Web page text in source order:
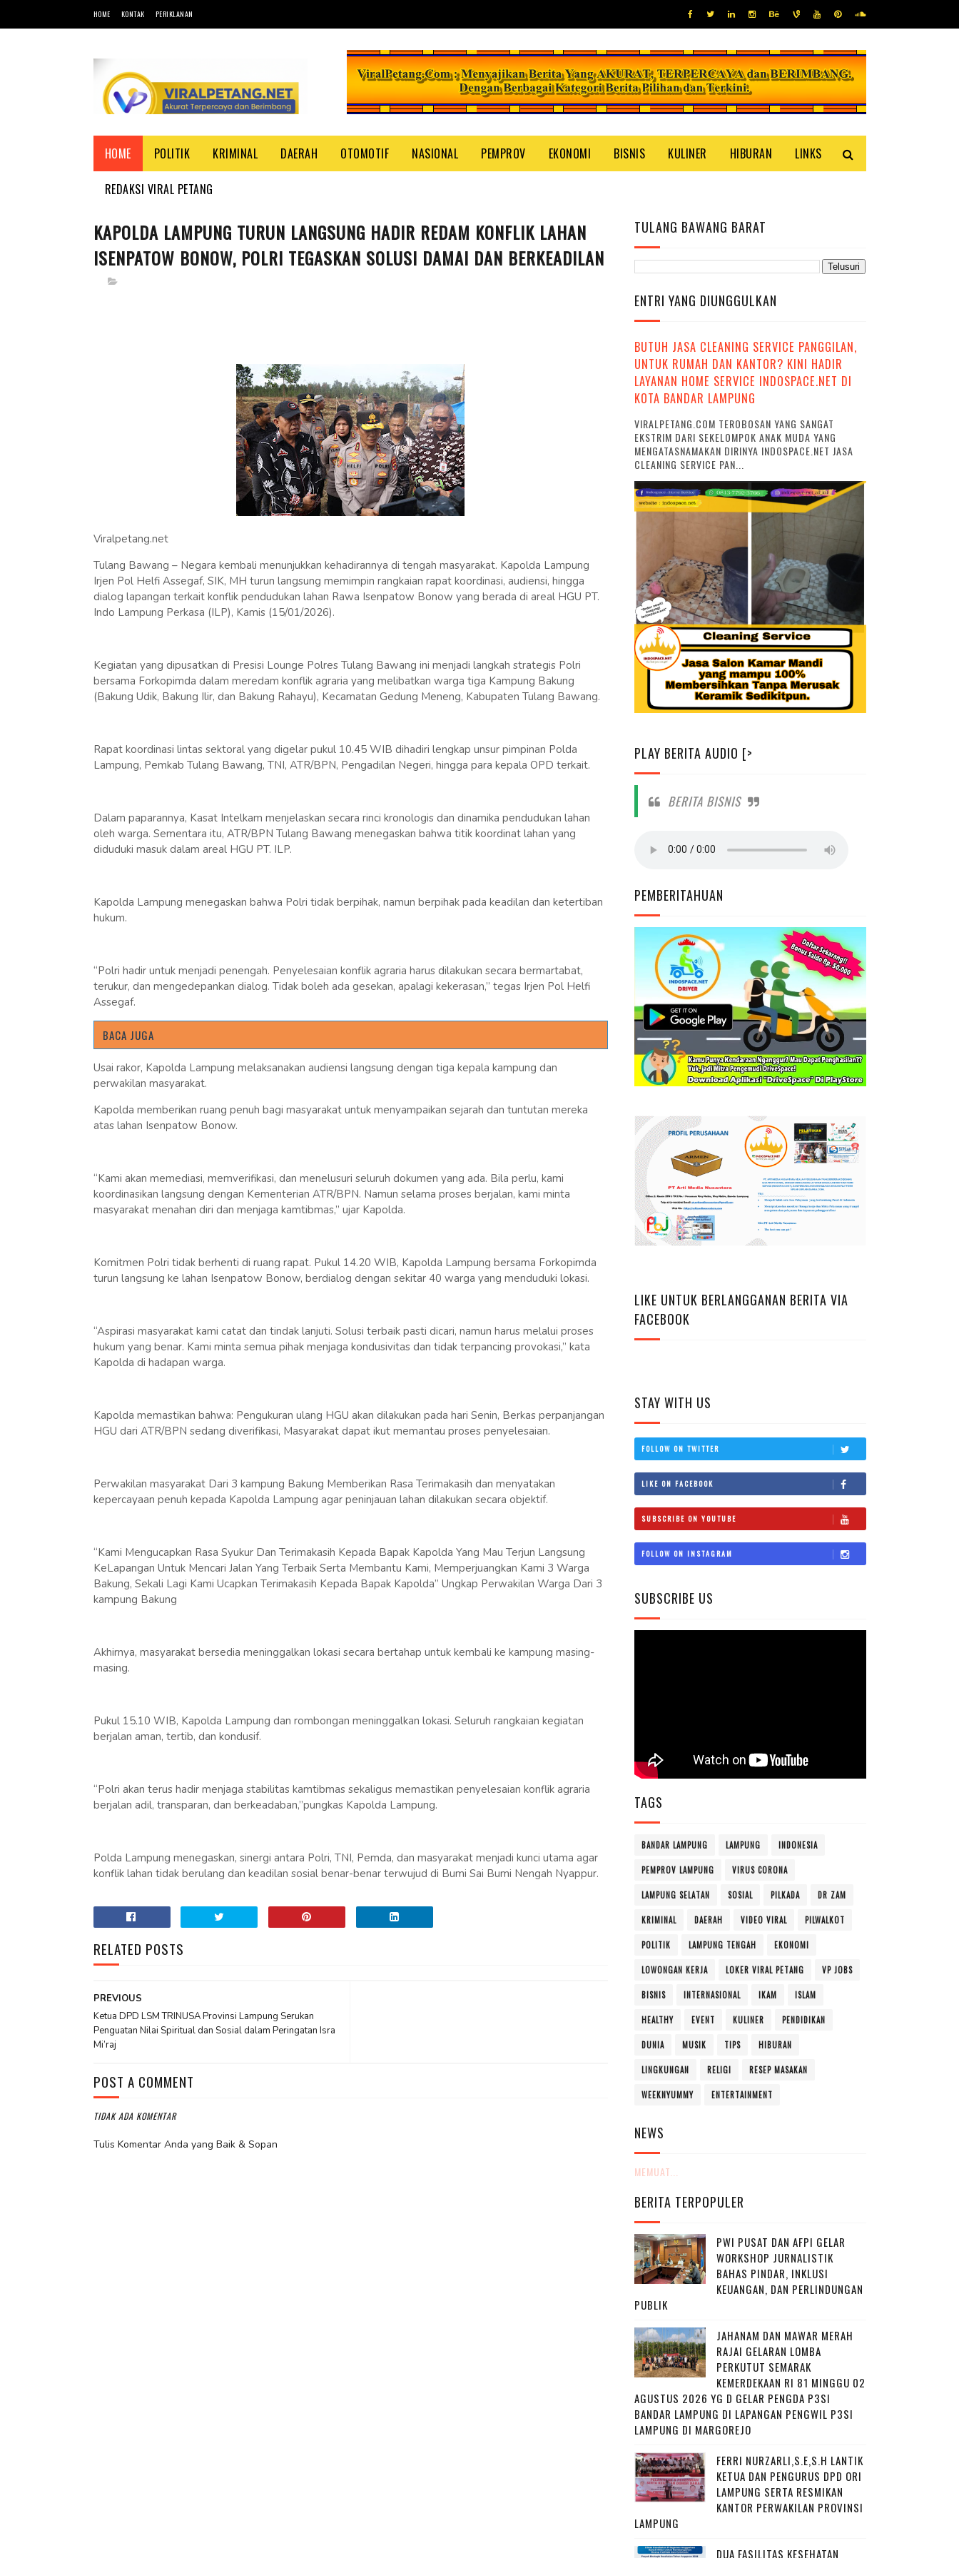
HOME KONTAK PERIKLANAN
HOME POLITIK KRIMINAL DAERAH OTOMOTIF NASIONAL PEMPROV EKONOMI BISNIS KULINER HIBURAN LINKS
REDAKSI VIRAL PETANG
KAPOLDA LAMPUNG TURUN LANGSUNG HADIR REDAM KONFLIK LAHAN
ISENPATOW BONOW, POLRI TEGASKAN SOLUSI DAMAI DAN BERKEADILAN
Viralpetang.net
Tulang Bawang – Negara kembali menunjukkan kehadirannya di tengah masyarakat. Kapolda Lampung
Irjen Pol Helfi Assegaf, SIK, MH turun langsung memimpin rangkaian rapat koordinasi, audiensi, hingga
dialog lapangan terkait konflik pendudukan lahan Rawa Isenpatow Bonow yang berada di areal HGU PT.
Indo Lampung Perkasa (ILP), Kamis (15/01/2026).
Kegiatan yang dipusatkan di Presisi Lounge Polres Tulang Bawang ini menjadi langkah strategis Polri
bersama Forkopimda dalam meredam konflik agraria yang melibatkan warga tiga Kampung Bakung
(Bakung Udik, Bakung Ilir, dan Bakung Rahayu), Kecamatan Gedung Meneng, Kabupaten Tulang Bawang.
Rapat koordinasi lintas sektoral yang digelar pukul 10.45 WIB dihadiri lengkap unsur pimpinan Polda
Lampung, Pemkab Tulang Bawang, TNI, ATR/BPN, Pengadilan Negeri, hingga para kepala OPD terkait.
Dalam paparannya, Kasat Intelkam menjelaskan secara rinci kronologis dan dinamika pendudukan lahan
oleh warga. Sementara itu, ATR/BPN Tulang Bawang menegaskan bahwa titik koordinat lahan yang
diduduki masuk dalam areal HGU PT. ILP.
Kapolda Lampung menegaskan bahwa Polri tidak berpihak, namun berpihak pada keadilan dan ketertiban
hukum.
“Polri hadir untuk menjadi penengah. Penyelesaian konflik agraria harus dilakukan secara bermartabat,
terukur, dan mengedepankan dialog. Tidak boleh ada gesekan, apalagi kekerasan,” tegas Irjen Pol Helfi
Assegaf.
BACA JUGA
Usai rakor, Kapolda Lampung melaksanakan audiensi langsung dengan tiga kepala kampung dan
perwakilan masyarakat.
Kapolda memberikan ruang penuh bagi masyarakat untuk menyampaikan sejarah dan tuntutan mereka
atas lahan Isenpatow Bonow.
“Kami akan memediasi, memverifikasi, dan menelusuri seluruh dokumen yang ada. Bila perlu, kami
koordinasikan langsung dengan Kementerian ATR/BPN. Namun selama proses berjalan, kami minta
masyarakat menahan diri dan menjaga kamtibmas,” ujar Kapolda.
Komitmen Polri tidak berhenti di ruang rapat. Pukul 14.20 WIB, Kapolda Lampung bersama Forkopimda
turun langsung ke lahan Isenpatow Bonow, berdialog dengan sekitar 40 warga yang menduduki lokasi.
“Aspirasi masyarakat kami catat dan tindak lanjuti. Solusi terbaik pasti dicari, namun harus melalui proses
hukum yang benar. Kami minta semua pihak menjaga kondusivitas dan tidak terpancing provokasi,” kata
Kapolda di hadapan warga.
Kapolda memastikan bahwa: Pengukuran ulang HGU akan dilakukan pada hari Senin, Berkas perpanjangan
HGU dari ATR/BPN sedang diverifikasi, Masyarakat dapat ikut memantau proses penyelesaian.
Perwakilan masyarakat Dari 3 kampung Bakung Memberikan Rasa Terimakasih dan menyatakan
kepercayaan penuh kepada Kapolda Lampung agar peninjauan lahan dilakukan secara objektif.
“Kami Mengucapkan Rasa Syukur Dan Terimakasih Kepada Bapak Kapolda Yang Mau Terjun Langsung
KeLapangan Untuk Mencari Jalan Yang Terbaik Serta Membantu Kami, Memperjuangkan Kami 3 Warga
Bakung, Sekali Lagi Kami Ucapkan Terimakasih Kepada Bapak Kapolda” Ungkap Perwakilan Warga Dari 3
kampung Bakung
Akhirnya, masyarakat bersedia meninggalkan lokasi secara bertahap untuk kembali ke kampung masing-
masing.
Pukul 15.10 WIB, Kapolda Lampung dan rombongan meninggalkan lokasi. Seluruh rangkaian kegiatan
berjalan aman, tertib, dan kondusif.
“Polri akan terus hadir menjaga stabilitas kamtibmas sekaligus memastikan penyelesaian konflik agraria
berjalan adil, transparan, dan berkeadaban,”pungkas Kapolda Lampung.
Polda Lampung menegaskan, sinergi antara Polri, TNI, Pemda, dan masyarakat menjadi kunci utama agar
konflik lahan tidak berulang dan keadilan sosial benar-benar terwujud di Bumi Sai Bumi Nengah Nyappur.
RELATED POSTS
PREVIOUS
Ketua DPD LSM TRINUSA Provinsi Lampung Serukan
Penguatan Nilai Spiritual dan Sosial dalam Peringatan Isra
Mi’raj
POST A COMMENT
TIDAK ADA KOMENTAR
Tulis Komentar Anda yang Baik & Sopan
TULANG BAWANG BARAT
ENTRI YANG DIUNGGULKAN
BUTUH JASA CLEANING SERVICE PANGGILAN,
UNTUK RUMAH DAN KANTOR? KINI HADIR
LAYANAN HOME SERVICE INDOSPACE.NET DI
KOTA BANDAR LAMPUNG
VIRALPETANG.COM TEROBOSAN YANG SANGAT
EKSTRIM DARI SEKELOMPOK ANAK MUDA YANG
MENGATASNAMAKAN DIRINYA INDOSPACE.NET JASA
CLEANING SERVICE PAN...
PLAY BERITA AUDIO [>
BERITA BISNIS
PEMBERITAHUAN
LIKE UNTUK BERLANGGANAN BERITA VIA
FACEBOOK
STAY WITH US
FOLLOW ON TWITTER
LIKE ON FACEBOOK
SUBSCRIBE ON YOUTUBE
FOLLOW ON INSTAGRAM
SUBSCRIBE US
TAGS
BANDAR LAMPUNG LAMPUNG INDONESIA
PEMPROV LAMPUNG VIRUS CORONA
LAMPUNG SELATAN SOSIAL PILKADA DR ZAM
KRIMINAL DAERAH VIDEO VIRAL PILWALKOT
POLITIK LAMPUNG TENGAH EKONOMI
LOWONGAN KERJA LOKER VIRAL PETANG VP JOBS
BISNIS INTERNASIONAL IKAM ISLAM
HEALTHY EVENT KULINER PENDIDIKAN
DUNIA MUSIK TIPS HIBURAN
LINGKUNGAN RELIGI RESEP MASAKAN
WEEKNYUMMY ENTERTAINMENT
NEWS
MEMUAT...
BERITA TERPOPULER
PWI PUSAT DAN AFPI GELAR
WORKSHOP JURNALISTIK
BAHAS PINDAR, INKLUSI
KEUANGAN, DAN PERLINDUNGAN
PUBLIK
JAHANAM DAN MAWAR MERAH
RAJAI GELARAN LOMBA
PERKUTUT SEMARAK
KEMERDEKAAN RI 81 MINGGU 02
AGUSTUS 2026 YG D GELAR PENGDA P3SI
BANDAR LAMPUNG DI LAPANGAN PENGWIL P3SI
LAMPUNG DI MARGOREJO
FERRI NURZARLI,S.E,S.H LANTIK
KETUA DAN PENGURUS DPD ORI
LAMPUNG SERTA RESMIKAN
KANTOR PERWAKILAN PROVINSI
LAMPUNG
DUA FASILITAS KESEHATAN